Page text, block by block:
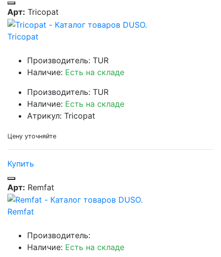
Арт: Tricopat
Tricopat
Производитель: TUR
Наличие: Есть на складе
Производитель: TUR
Наличие: Есть на складе
Атрикул: Tricopat
Цену уточняйте
Купить
Арт: Remfat
Remfat
Производитель:
Наличие: Есть на складе